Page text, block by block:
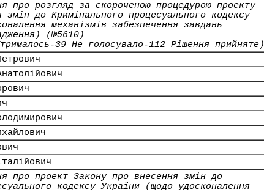
про розгляд за скороченою процедурою проекту
змін до Кримінального процесуального кодексу
механізмів забезпечення завдань
(№5610)
39 Не голосувало-112 Рішення прийняте)
про проект Закону про внесення змін до
кодексу України (щодо удосконалення